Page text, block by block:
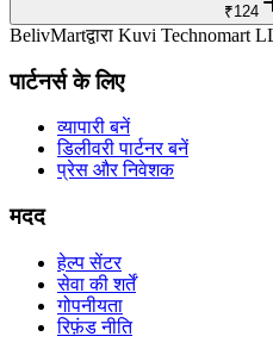
₹124
BelivMartद्वारा Kuvi Technomart
पार्टनर्स के लिए
व्यापारी बनें
डिलीवरी पार्टनर बनें
प्रेस और निवेशक
मदद
हेल्प सेंटर
सेवा की शर्तें
गोपनीयता
रिफ़ंड नीति